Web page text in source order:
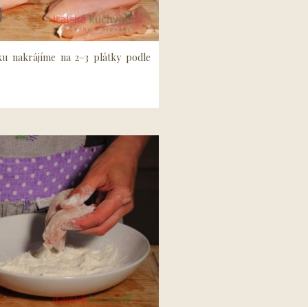
nakrájíme na 2–3 plátky podle